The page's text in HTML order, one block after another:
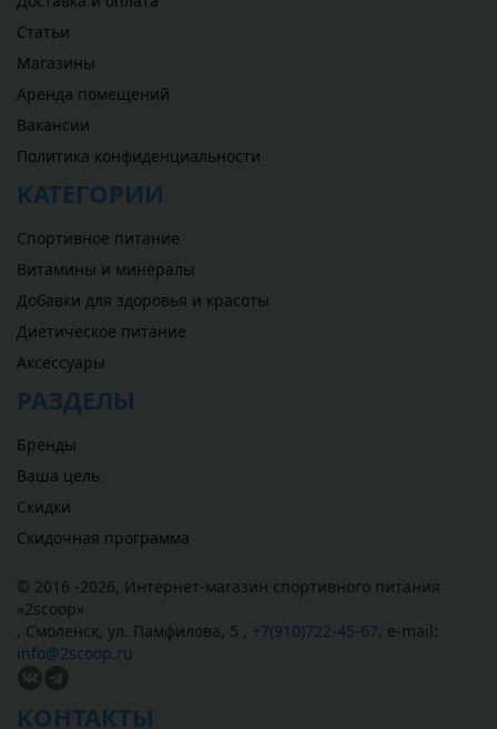
Статьи
Магазины
Аренда помещений
Вакансии
Политика конфиденциальности
КАТЕГОРИИ
Спортивное питание
Витамины и минералы
Добавки для здоровья и красоты
Диетическое питание
Аксессуары
РАЗДЕЛЫ
Бренды
Ваша цель
Скидки
Скидочная программа
© 2016 -2026, Интернет-магазин спортивного питания
«2scoop»
, Смоленск, ул. Памфилова, 5 , +7(910)722-45-67, e-mail:
info@2scoop.ru
КОНТАКТЫ